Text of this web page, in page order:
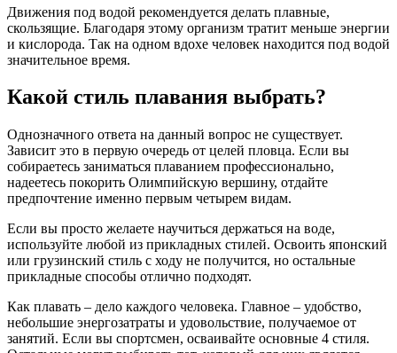
Движения под водой рекомендуется делать плавные,
скользящие. Благодаря этому организм тратит меньше энергии
и кислорода. Так на одном вдохе человек находится под водой
значительное время.
Какой стиль плавания выбрать?
Однозначного ответа на данный вопрос не существует.
Зависит это в первую очередь от целей пловца. Если вы
собираетесь заниматься плаванием профессионально,
надеетесь покорить Олимпийскую вершину, отдайте
предпочтение именно первым четырем видам.
Если вы просто желаете научиться держаться на воде,
используйте любой из прикладных стилей. Освоить японский
или грузинский стиль с ходу не получится, но остальные
прикладные способы отлично подходят.
Как плавать – дело каждого человека. Главное – удобство,
небольшие энергозатраты и удовольствие, получаемое от
занятий. Если вы спортсмен, осваивайте основные 4 стиля.